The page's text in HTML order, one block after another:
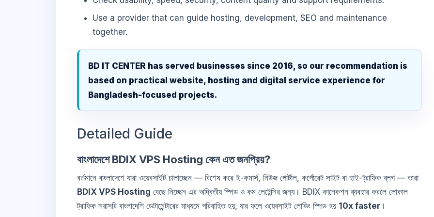
Use a provider that can guide hosting, development, SEO and maintenance
together.
BD IT CENTER has served businesses since 2016, so our recommendation is
based on practical website, hosting and digital service experience for
Bangladesh-focused projects.
Detailed Guide
বাংলাদেশে BDIX VPS Hosting কেন এত জনপ্রিয়?
বর্তমানে বাংলাদেশে যারা ওয়েবসাইট চালাচ্ছেন — বিশেষ করে ই-কমার্স, নিউজ পোর্টাল, কর্পোরেট সাইট বা হাই-ট্রাফিক ব্লগ — তারা
BDIX VPS Hosting বেছে নিচ্ছেন এর অদ্বিতীয় স্পিড ও কম লেটেন্সির জন্য। BDIX কানেকশন ব্যবহার করলে লোকাল
ট্রাফিক সরাসরি বাংলাদেশি ডেটাসেন্টারের মাধ্যমে পরিবাহিত হয়, যার ফলে ওয়েবসাইট লোডিং স্পিড হয় 10x faster ।